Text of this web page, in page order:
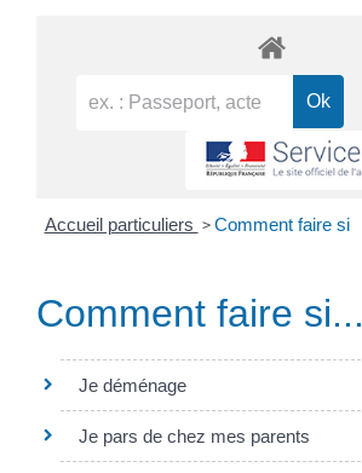
Accueil particuliers > Comment faire si
Comment faire si...
Je déménage
Je pars de chez mes parents